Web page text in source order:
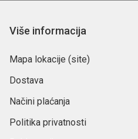
Više informacija
Mapa lokacije (site)
Dostava
Načini plaćanja
Politika privatnosti